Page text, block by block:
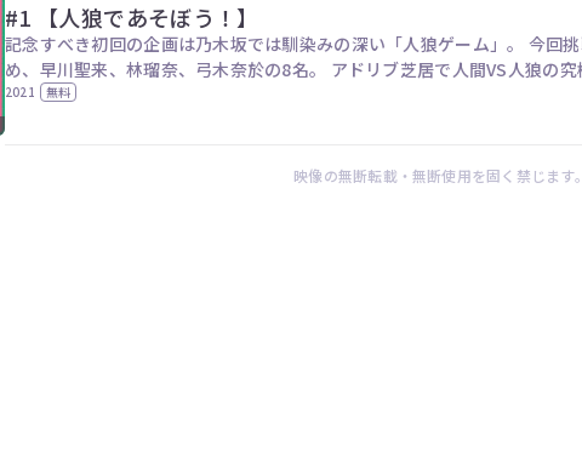
#1 【人狼であそぼう！】
記念すべき初回の企画は乃木坂では馴染みの深い「人狼ゲーム」。 今回
め、早川聖来、林瑠奈、弓木奈於の8名。 アドリブ芝居で人間VS人狼の
込んだ2匹の人狼は一体誰なのか？
2021 無料
映像の無断転載・無断使用を固く禁じます。